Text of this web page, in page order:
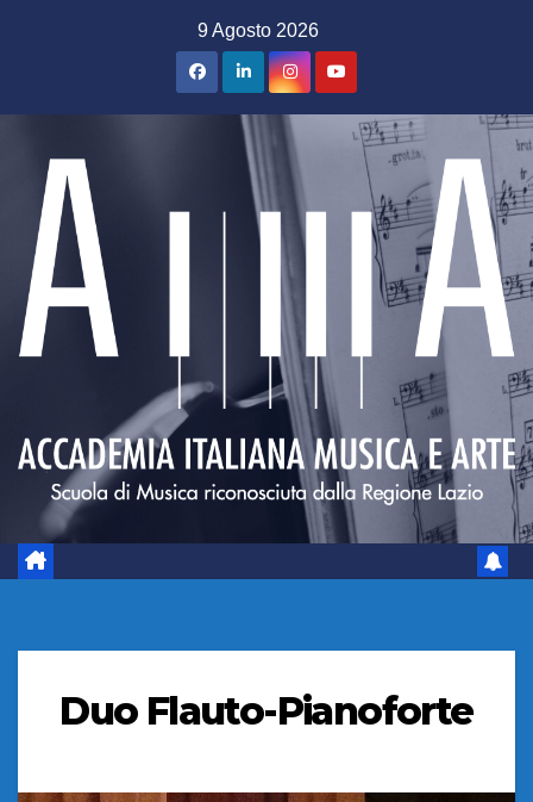
9 Agosto 2026
Duo Flauto-Pianoforte